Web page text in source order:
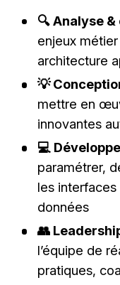
🔍 Analyse
enjeux
architecture
💡
mettre en
innovantes
💻
paramétrer,
les
données
👥
l’équipe de
pratiques,